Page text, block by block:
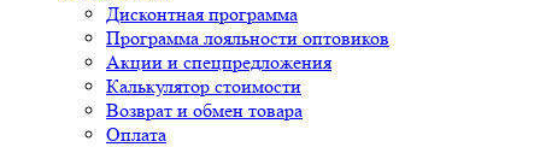
Дисконтная программа
Программа лояльности оптовиков
Акции и спецпредложения
Калькулятор стоимости
Возврат и обмен товара
Оплата